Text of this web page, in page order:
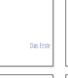
Das Erste